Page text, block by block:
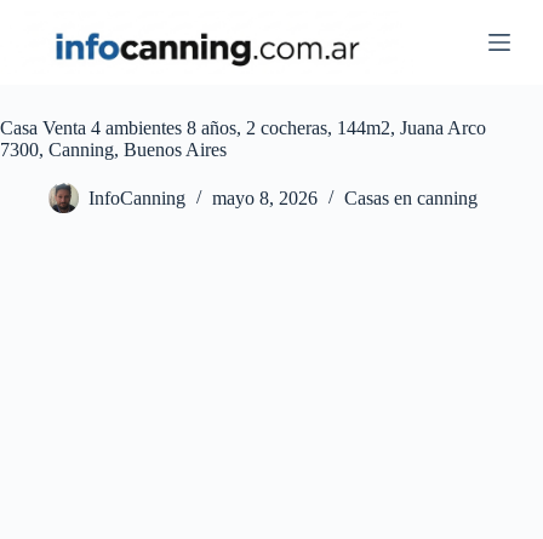
Casa Venta 4 ambientes 8 años, 2 cocheras, 144m2, Juana Arco
7300, Canning, Buenos Aires
InfoCanning mayo 8, 2026 Casas en canning